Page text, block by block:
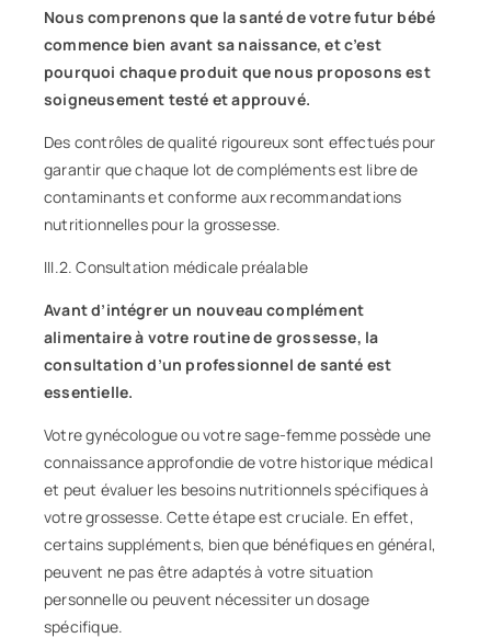
Nous comprenons que la santé de votre futur bébé
commence bien avant sa naissance, et c’est
pourquoi chaque produit que nous proposons est
soigneusement testé et approuvé.
Des contrôles de qualité rigoureux sont effectués pour
garantir que chaque lot de compléments est libre de
contaminants et conforme aux recommandations
nutritionnelles pour la grossesse.
III.2. Consultation médicale préalable
Avant d’intégrer un nouveau complément
alimentaire à votre routine de grossesse, la
consultation d’un professionnel de santé est
essentielle.
Votre gynécologue ou votre sage-femme possède une
connaissance approfondie de votre historique médical
et peut évaluer les besoins nutritionnels spécifiques à
votre grossesse. Cette étape est cruciale. En effet,
certains suppléments, bien que bénéfiques en général,
peuvent ne pas être adaptés à votre situation
personnelle ou peuvent nécessiter un dosage
spécifique.